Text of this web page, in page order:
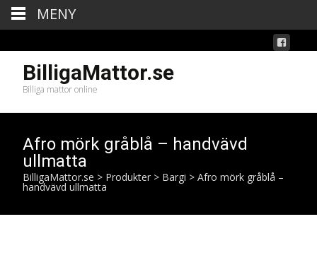
BilligaMattor.se
Billiga mattor online
Afro mörk gråblå – handvävd
ullmatta
BilligaMattor.se > Produkter > Bargi > Afro mörk gråblå –
handvävd ullmatta
MENY